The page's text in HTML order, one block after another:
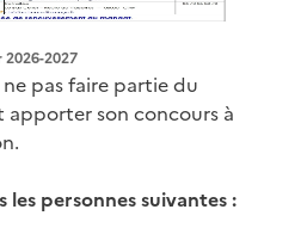
2027
ne pas faire partie du
son concours à
personnes suivantes :